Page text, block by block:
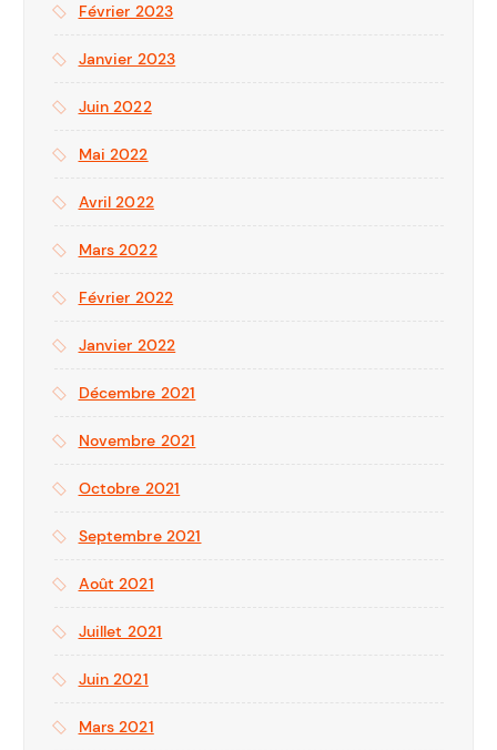
Février 2023
Janvier 2023
Juin 2022
Mai 2022
Avril 2022
Mars 2022
Février 2022
Janvier 2022
Décembre 2021
Novembre 2021
Octobre 2021
Septembre 2021
Août 2021
Juillet 2021
Juin 2021
Mars 2021